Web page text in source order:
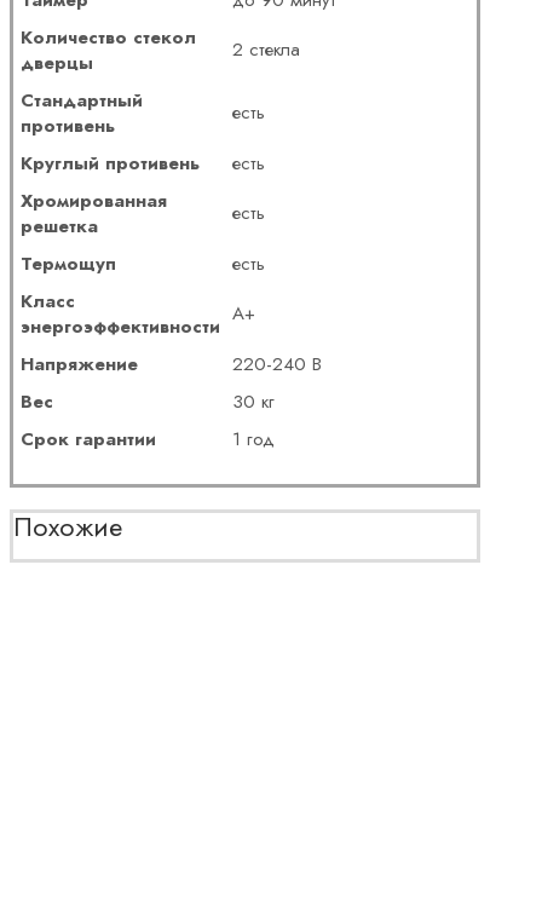
Количество стекол
дверцы
2 стекла
Стандартный
противень
есть
Круглый противень
есть
Хромированная
решетка
есть
Термощуп
есть
Класс
энергоэффективности А+
Напряжение
220-240 В
Вес
30 кг
Срок гарантии
1 год
Похожие